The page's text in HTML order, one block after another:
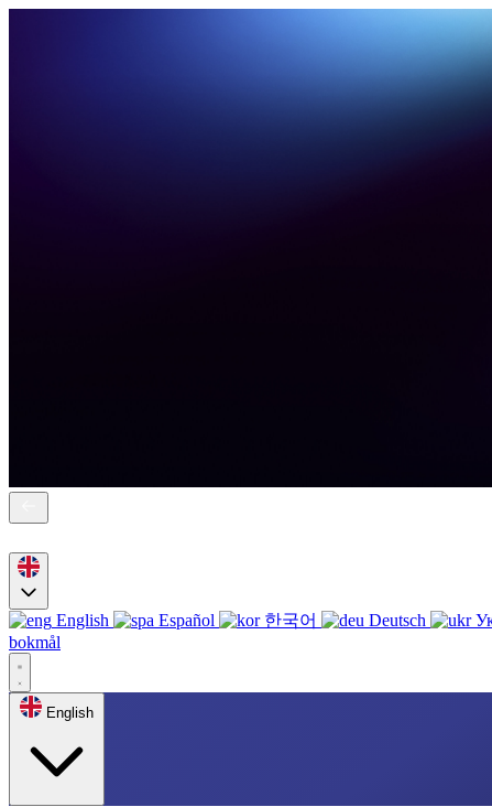
English Español 한국어 Deutsch
bokmål
English